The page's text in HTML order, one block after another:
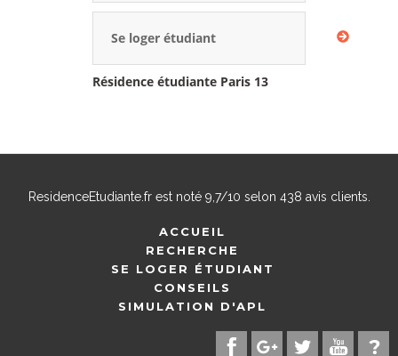
Se loger étudiant
Résidence étudiante Paris 13
ResidenceEtudiante.frest noté 9,7/10 selon 438 avis clients.
ACCUEIL
RECHERCHE
SE LOGER ÉTUDIANT
CONSEILS
SIMULATION D'APL